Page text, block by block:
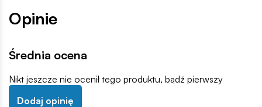
Opinie
Średnia ocena
Nikt jeszcze nie ocenił tego produktu, bądź pierwszy
Dodaj opinię